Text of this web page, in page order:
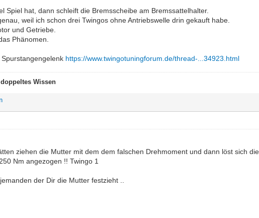
Spiel hat, dann schleift die Bremsscheibe am Bremssattelhalter.
weil ich schon drei Twingos ohne Antriebswelle drin gekauft habe.
und Getriebe.
Phänomen.
https://www.twingotuningforum.de/thread-...34923.html
Wissen
ziehen die Mutter mit dem dem falschen Drehmoment und dann löst sich
Nm angezogen !! Twingo 1
der Dir die Mutter festzieht ..